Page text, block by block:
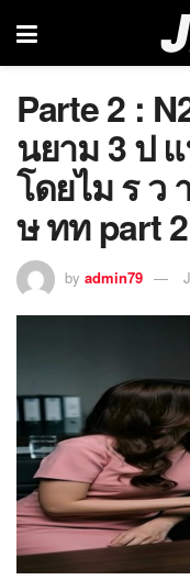
Parte 2 :
นยาม 3 ป
โดยไม ร ว
ษ ทท part 2
by admin79